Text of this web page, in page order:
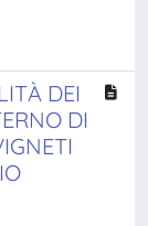
DEI
DI